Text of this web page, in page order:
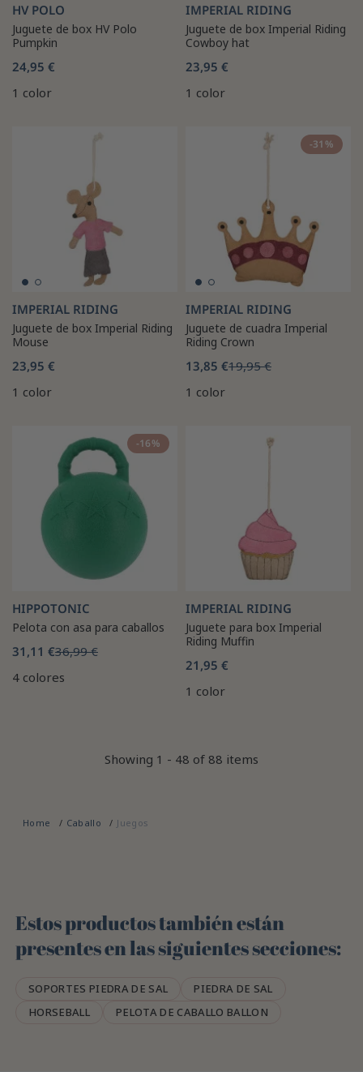
HV POLO
Juguete de box HV Polo
Pumpkin
24,95 €
1 color
IMPERIAL RIDING
Juguete de box Imperial Riding
Cowboy hat
23,95 €
1 color
IMPERIAL RIDING
Juguete de box Imperial Riding
Mouse
23,95 €
1 color
-31%
IMPERIAL RIDING
Juguete de cuadra Imperial
Riding Crown
13,85 €19,95 €
1 color
-16%
HIPPOTONIC
Pelota con asa para caballos
31,11 €36,99 €
4 colores
IMPERIAL RIDING
Juguete para box Imperial
Riding Muffin
21,95 €
1 color
Showing 1 - 48 of 88 items
Home Caballo Juegos
Estos productos también están
presentes en las siguientes secciones:
SOPORTES PIEDRA DE SAL
PIEDRA DE SAL
HORSEBALL
PELOTA DE CABALLO BALLON